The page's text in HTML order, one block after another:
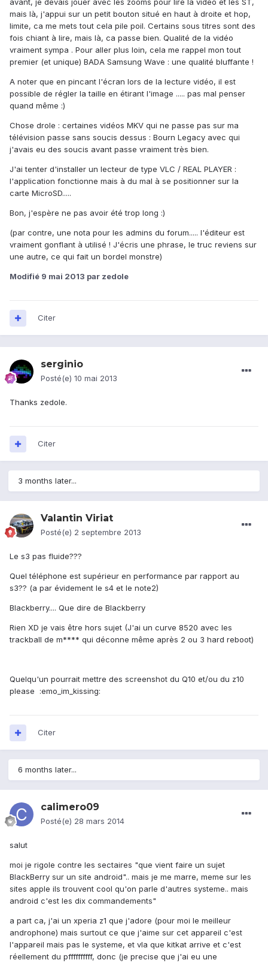
avant, je devais jouer avec les zooms pour lire la vidéo et les ST,
mais là, j'appui sur un petit bouton situé en haut à droite et hop,
limite, ca me mets tout cela pile poil. Certains sous titres sont des
fois chiant à lire, mais là, ca passe bien. Qualité de la vidéo
vraiment sympa . Pour aller plus loin, cela me rappel mon tout
premier (et unique) BADA Samsung Wave : une qualité bluffante !
A noter que en pincant l'écran lors de la lecture vidéo, il est
possible de régler la taille en étirant l'image ..... pas mal penser
quand même :)
Chose drole : certaines vidéos MKV qui ne passe pas sur ma
télévision passe sans soucis dessus : Bourn Legacy avec qui
j'avais eu des soucis avant passe vraiment très bien.
J'ai tenter d'installer un lecteur de type VLC / REAL PLAYER :
l'application fonctionne mais à du mal à se positionner sur la
carte MicroSD.....
Bon, j'espère ne pas avoir été trop long :)
(par contre, une nota pour les admins du forum..... l'éditeur est
vraiment gonflant à utilisé ! J'écris une phrase, le truc reviens sur
une autre, ce qui fait un bordel monstre)
Modifié 9 mai 2013 par zedole
Citer
serginio
Posté(e) 10 mai 2013
Thanks zedole.
Citer
3 months later...
Valantin Viriat
Posté(e) 2 septembre 2013
Le s3 pas fluide???
Quel téléphone est supérieur en performance par rapport au
s3?? (a par évidement le s4 et le note2)
Blackberry.... Que dire de Blackberry
Rien XD je vais être hors sujet (J'ai un curve 8520 avec les
trackball de m**** qui déconne même après 2 ou 3 hard reboot)
Quelqu'un pourrait mettre des screenshot du Q10 et/ou du z10
please :emo_im_kissing:
Citer
6 months later...
calimero09
Posté(e) 28 mars 2014
salut
moi je rigole contre les sectaires "que vient faire un sujet
BlackBerry sur un site android".. mais je me marre, meme sur les
sites apple ils trouvent cool qu'on parle d'autres systeme.. mais
android c'est les dix commandements"
a part ca, j'ai un xperia z1 que j'adore (pour moi le meilleur
androphone) mais surtout ce que j'aime sur cet appareil c'est
l'appareil mais pas le systeme, et vla que kitkat arrive et c'est
réellement du pffffffffff, donc (je precise que j'ai eu une